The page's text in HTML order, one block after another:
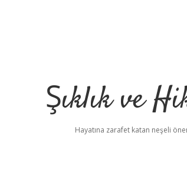
Şıklık ve
Hayatına zarafet katan neşeli